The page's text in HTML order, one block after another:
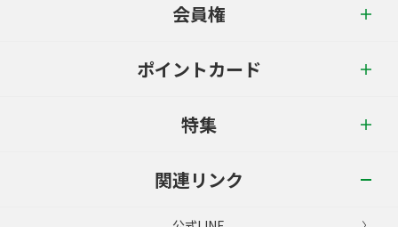
会員権
ポイントカード
特集
関連リンク